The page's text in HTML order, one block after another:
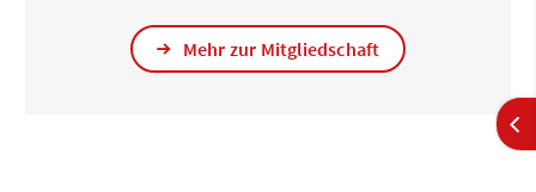
Mehr zur Mitgliedschaft